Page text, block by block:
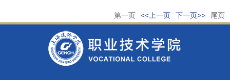
第一页 <<上一页 下一页>> 尾页